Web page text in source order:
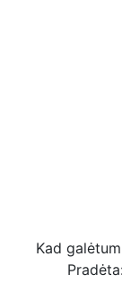
Kad